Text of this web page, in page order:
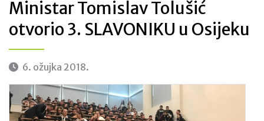
Ministar Tomislav Tolušić
otvorio 3. SLAVONIKU u Osijeku
6. ožujka 2018.